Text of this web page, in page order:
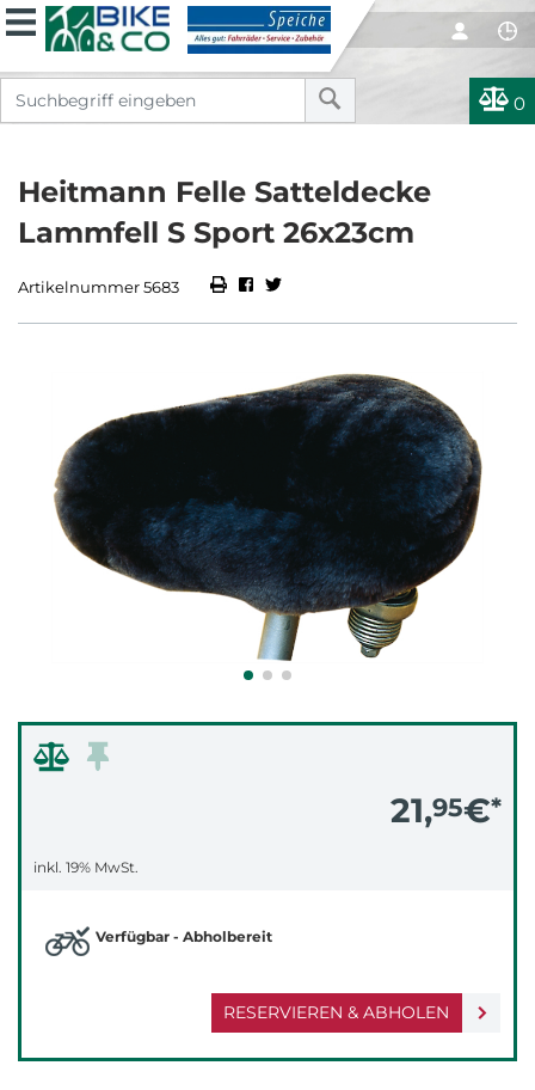
0
Heitmann Felle Satteldecke
Lammfell S Sport 26x23cm
Artikelnummer 5683
21,95€*
inkl. 19% MwSt.
RESERVIEREN & ABHOLEN
Verfügbar - Abholbereit